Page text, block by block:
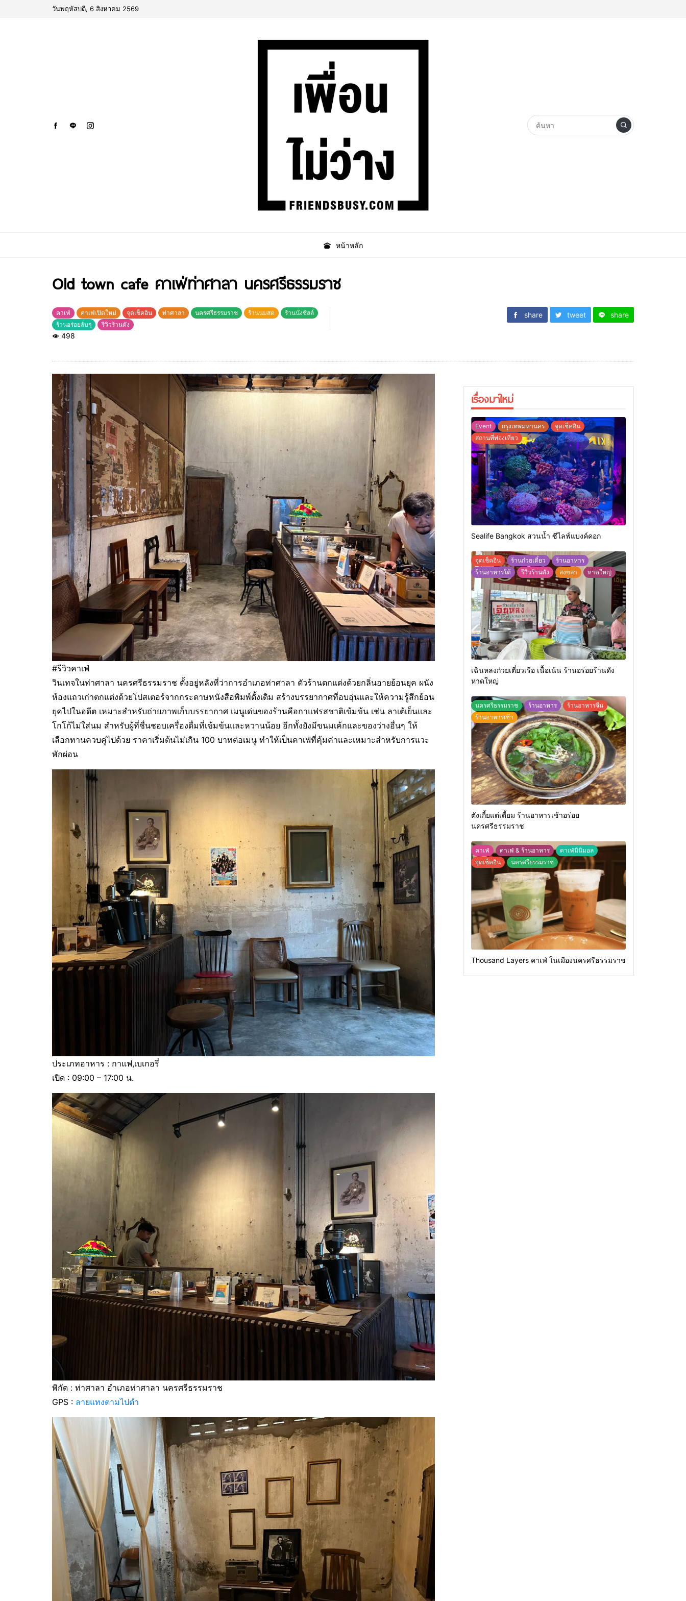
วันพฤหัสบดี, 6 สิงหาคม 2569
หน้าหลัก
Old town cafe คาเฟ่ท่าศาลา นครศรีธรรมราช
คาเฟ่ คาเฟ่เปิดใหม่ จุดเช็คอิน ท่าศาลา นครศรีธรรมราช ร้านนมสด
ร้านนั่งชิลล์
ร้านอร่อยลับๆ
รีวิวร้านดัง
498
share tweet share
#รีวิวคาเฟ่
วินเทจในท่าศาลา นครศรีธรรมราช ตั้งอยู่หลังที่ว่าการอำเภอท่าศาลา ตัวร้านตกแต่งด้วยกลิ่นอายย้อนยุค ผนัง
ห้องแถวเก่าตกแต่งด้วยโปสเตอร์จากกระดาษหนังสือพิมพ์ดั้งเดิม สร้างบรรยากาศที่อบอุ่นและให้ความรู้สึกย้อน
ยุคไปในอดีต เหมาะสำหรับถ่ายภาพเก็บบรรยากาศ เมนูเด่นของร้านคือกาแฟรสชาติเข้มข้น เช่น ลาเต้เย็นและ
โกโก้ไม่ใส่นม สำหรับผู้ที่ชื่นชอบเครื่องดื่มที่เข้มข้นและหวานน้อย อีกทั้งยังมีขนมเค้กและของว่างอื่นๆ ให้
เลือกทานควบคู่ไปด้วย ราคาเริ่มต้นไม่เกิน 100 บาทต่อเมนู ทำให้เป็นคาเฟ่ที่คุ้มค่าและเหมาะสำหรับการแวะ
พักผ่อน
ประเภทอาหาร : กาแฟ,เบเกอรี่
เปิด : 09:00 – 17:00 น.
พิกัด : ท่าศาลา อำเภอท่าศาลา นครศรีธรรมราช
GPS : ลายแทงตามไปตำ
เรื่องมาใหม่
Event กรุงเทพมหานคร
จุดเช็คอิน
สถานที่ท่องเที่ยว
Sealife Bangkok สวนน้ำ ซีไลฟ์แบงค์คอก
จุดเช็คอิน ร้านก๋วยเตี๋ยว
ร้านอาหาร
ร้านอาหารใต้
รีวิวร้านดัง สงขลา หาดใหญ่
เฉินหลงก๋วยเตี๋ยวเรือ เนื้อเน้น ร้านอร่อยร้านดัง
หาดใหญ่
นครศรีธรรมราช ร้านอาหาร
ร้านอาหารจีน
ร้านอาหารเช้า
ตังเกี้ยแต่เตี้ยม ร้านอาหารเช้าอร่อย
นครศรีธรรมราช
คาเฟ่ คาเฟ่ & ร้านอาหาร
คาเฟ่มินิมอล
จุดเช็คอิน
นครศรีธรรมราช
Thousand Layers คาเฟ่ ในเมืองนครศรีธรรมราช